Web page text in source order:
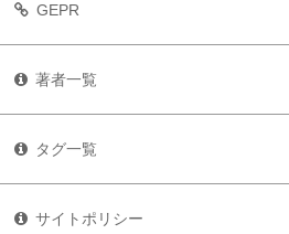
GEPR
著者一覧
タグ一覧
サイトポリシー